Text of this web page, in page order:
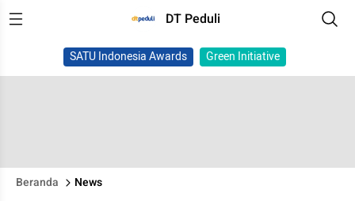
DT Peduli
SATU Indonesia Awards Green Initiative
Beranda News